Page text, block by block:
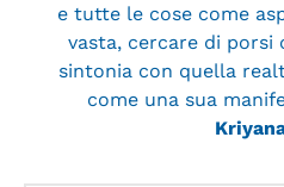
e tutte le cose come
vasta, cercare di porsi
sintonia con quella
come una sua